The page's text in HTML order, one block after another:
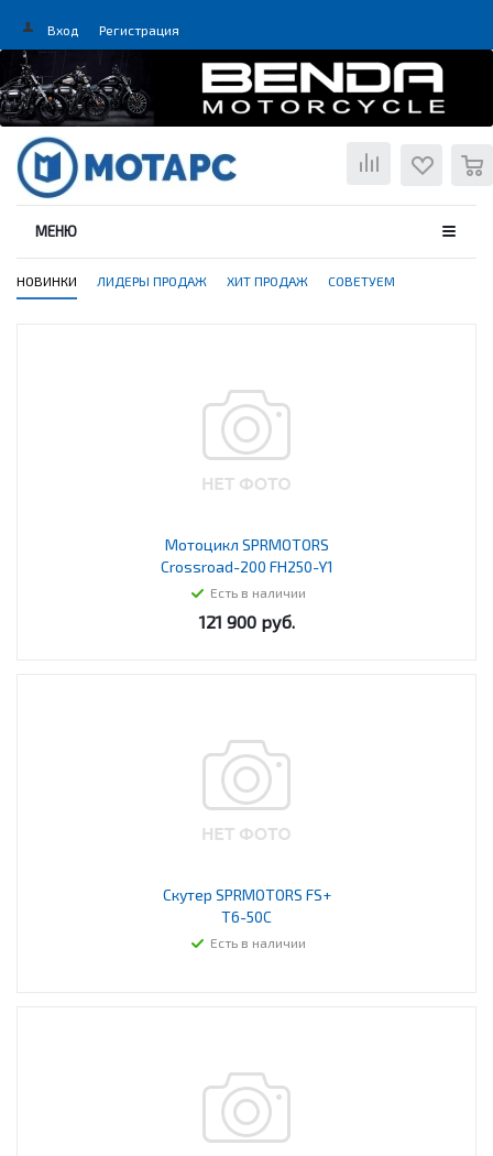
Вход Регистрация
МЕНЮ
НОВИНКИ ЛИДЕРЫ ПРОДАЖ ХИТ ПРОДАЖ СОВЕТУЕМ
Мотоцикл SPRMOTORS
Crossroad-200 FH250-Y1
Есть в наличии
121 900руб.
Скутер SPRMOTORS FS+
T6-50C
Есть в наличии